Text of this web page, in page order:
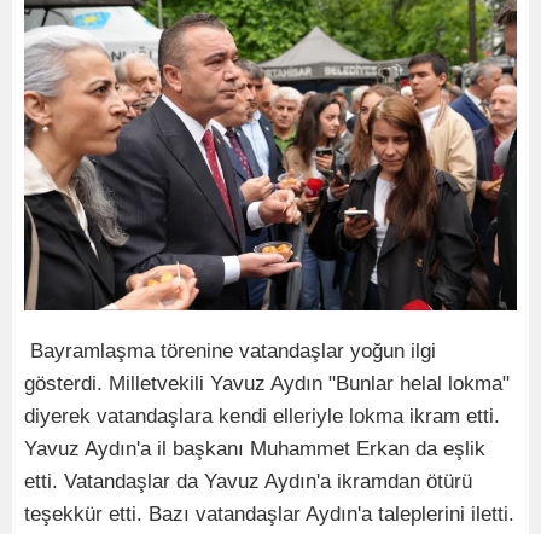
Bayramlaşma törenine vatandaşlar yoğun ilgi
gösterdi. Milletvekili Yavuz Aydın "Bunlar helal lokma"
diyerek vatandaşlara kendi elleriyle lokma ikram etti.
Yavuz Aydın'a il başkanı Muhammet Erkan da eşlik
etti. Vatandaşlar da Yavuz Aydın'a ikramdan ötürü
teşekkür etti. Bazı vatandaşlar Aydın'a taleplerini iletti.